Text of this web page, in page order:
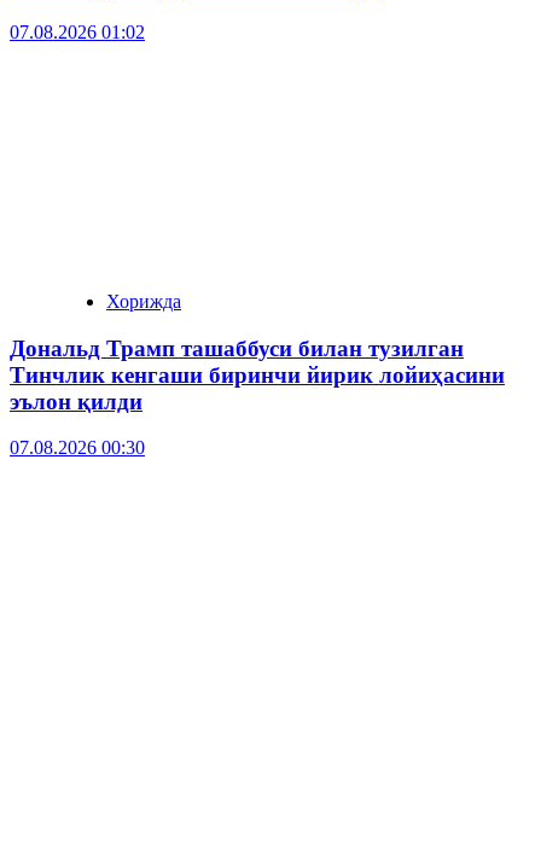
07.08.2026 01:02
Хорижда
Дональд Трамп ташаббуси билан тузилган
Тинчлик кенгаши биринчи йирик лойиҳасини
эълон қилди
07.08.2026 00:30